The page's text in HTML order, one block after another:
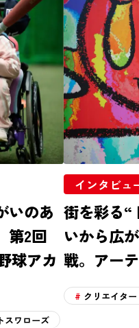
いのあ
第2回
球アカ
スワローズ
インタビュ
街を彩る“
いから広
戦。アー
クリエイター